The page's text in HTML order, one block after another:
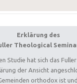
Erklärung des
Theological
Studie hat sich das
der Ansicht
orthodox ist